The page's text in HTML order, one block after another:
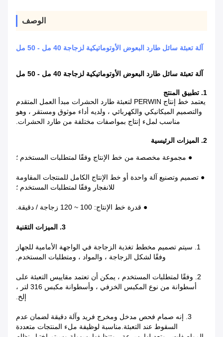
الوصف
آلة تعبئة سائل طارد البعوض الأوتوماتيكية لزجاجة 40 مل - 50 مل
آلة تعبئة سائل طارد البعوض الأوتوماتيكية لزجاجة 40 مل - 50 مل
1. تطبيق المنتج
يعتمد خط إنتاج PERWIN لتعبئة طارد الحشرات مبدأ العمل المتقدم
والتصميم الميكانيكي والكهربائي ، ولديه أداء موثوق ومستقر ، وهو
مناسب لملء إنتاج بمواصفات مختلفة من طارد الحشرات.
2. الميزات الرئيسية
● مجموعة مخصصة من خط الإنتاج وفقًا لمتطلبات المستخدم ؛
● تصميم وتصنيع آلة واحدة أو خط الإنتاج الكامل للمنتجات المقاومة
للانفجار وفقًا لمتطلبات المستخدم ؛
● قدرة خط الإنتاج: 100 ~ 120 زجاجة / دقيقة.
3. الميزات التقنية
1. سيتم تصميم مخطط تغذية الزجاجة في الواجهة الأمامية للجهاز
وفقًا لشكل الزجاجة ، والمواد ، ومتطلبات المستخدم.
2. وفقًا لمتطلبات المستخدم ، يمكن أن تعتمد مقاييس التعبئة على
أسطوانة من نوع المكبس الخزفي ، وأسطوانة مكبس 316 لتر ،
إلخ.
3. إنه صمام فحص مدخل ومخرج فريد وآلة دقيقة لضمان عدم
السقوط عند التعبئة.مناسبة لوظيفة ملء المنتجات متعددة